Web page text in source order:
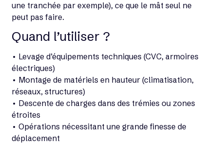
une tranchée par exemple), ce que le mât seul ne
peut pas faire.
Quand l’utiliser ?
• Levage d’équipements techniques (CVC, armoires
électriques)
• Montage de matériels en hauteur (climatisation,
réseaux, structures)
• Descente de charges dans des trémies ou zones
étroites
• Opérations nécessitant une grande finesse de
déplacement